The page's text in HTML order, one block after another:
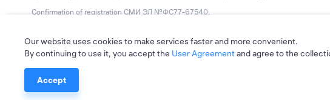
Confirmation of registration СМИ ЭЛ №ФС77-67540.
Editorial contact phone: 8-800-550-56-45
Editorial contact email: editors@leader-id.ru
Our website uses cookies to make services faster and more convenient.
By continuing to use it, you accept the User Agreementand agree to the
Accept